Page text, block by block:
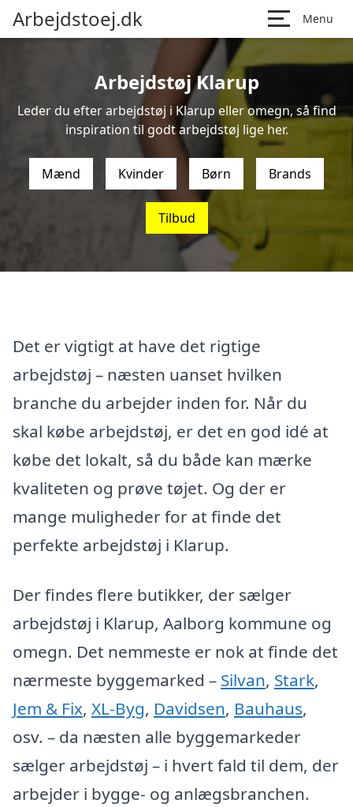
Arbejdstoej.dk Menu
Arbejdstøj Klarup
Leder du efter arbejdstøj i Klarup eller omegn, så find
inspiration til godt arbejdstøj lige her.
Mænd Kvinder Børn Brands
Tilbud
Det er vigtigt at have det rigtige
arbejdstøj – næsten uanset hvilken
branche du arbejder inden for. Når du
skal købe arbejdstøj, er det en god idé at
købe det lokalt, så du både kan mærke
kvaliteten og prøve tøjet. Og der er
mange muligheder for at finde det
perfekte arbejdstøj i Klarup.
Der findes flere butikker, der sælger
arbejdstøj i Klarup, Aalborg kommune og
omegn. Det nemmeste er nok at finde det
nærmeste byggemarked – Silvan, Stark,
Jem & Fix, XL-Byg, Davidsen, Bauhaus,
osv. – da næsten alle byggemarkeder
sælger arbejdstøj – i hvert fald til dem, der
arbejder i bygge- og anlægsbranchen.